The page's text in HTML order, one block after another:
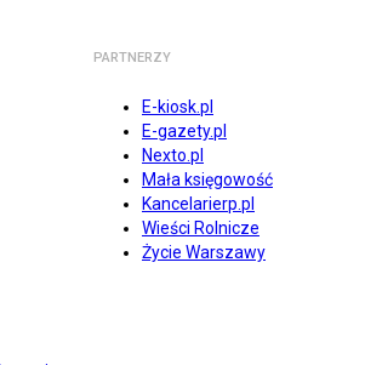
PARTNERZY
E-kiosk.pl
E-gazety.pl
Nexto.pl
Mała księgowość
Kancelarierp.pl
Wieści Rolnicze
Życie Warszawy